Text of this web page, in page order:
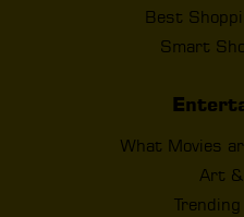
Best
Smart
What Movies
Art